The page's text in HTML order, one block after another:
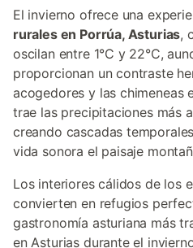
El invierno ofrece una
rurales en Porrúa, Asturias,
oscilan entre 1°C y 22°C,
proporcionan un contraste
acogedores y las chimeneas
trae las precipitaciones más
creando cascadas
vida sonora el paisaje
Los interiores cálidos de los
convierten en refugios
gastronomía asturiana más
en Asturias durante el